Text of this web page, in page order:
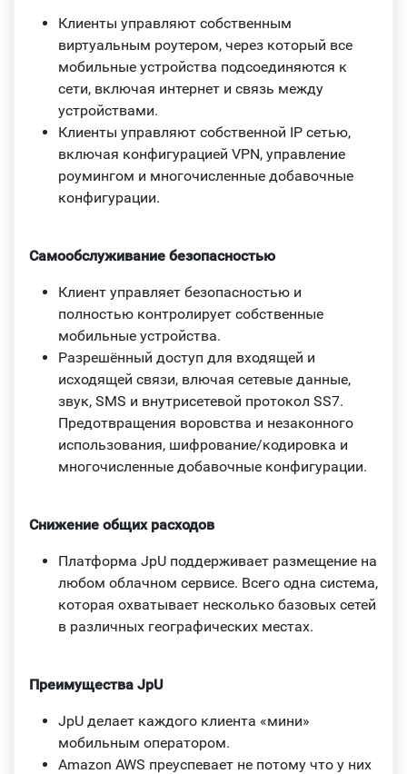
Клиенты управляют собственным
виртуальным роутером, через который все
мобильные устройства подсоединяются к
сети, включая интернет и связь между
устройствами.
Клиенты управляют собственной IP сетью,
включая конфигурацией VPN, управление
роумингом и многочисленные добавочные
конфигурации.
Самообслуживание безопасностью
Клиент управляет безопасностью и
полностью контролирует собственные
мобильные устройства.
Разрешённый доступ для входящей и
исходящей связи, влючая сетевые данные,
звук, SMS и внутрисетевой протокол SS7.
Предотвращения воровства и незаконного
использования, шифрование/кодировка и
многочисленные добавочные конфигурации.
Снижение общих расходов
Платформа JpU поддерживает размещение на
любом облачном сервисе. Всего одна система,
которая охватывает несколько базовых сетей
в различных географических местах.
Преимущества JpU
JpU делает каждого клиента «мини»
мобильным оператором.
Amazon AWS преуспевает не потому что у них